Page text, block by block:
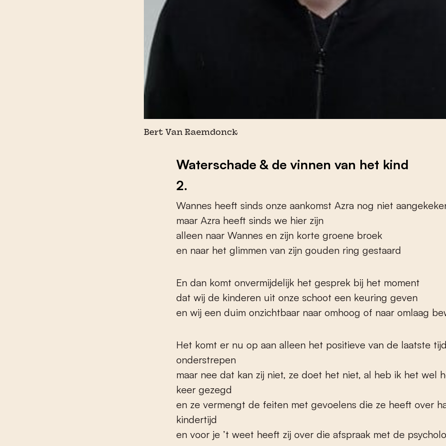
Bert Van Raemdonck
Waterschade & de vinnen van het kind
2.
Wannes heeft sinds onze aankomst Azra nog niet
maar Azra heeft sinds we hier zijn
alleen naar Wannes en zijn korte groene broek
en naar het glimmen van zijn gouden ring gestaard
En dan komt onvermijdelijk het gesprek bij het moment
dat wij de kinderen uit onze schoot een keuring geven
en wij een duim onzichtbaar naar omhoog of naar omlaag
Het komt er nu op aan alleen het positieve van de laatste
onderstrepen
maar nee dat kan zij niet, ze doet het niet, al heb ik het wel
keer gezegd
en ze vermengt de feiten met gevoelens die ze heeft over
kindertijd
en voor je ’t weet heeft zij over die afspraak met de